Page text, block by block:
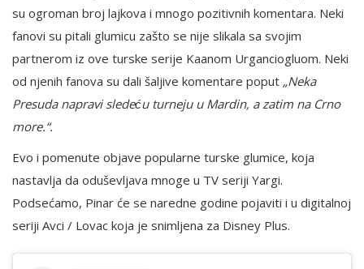
su ogroman broj lajkova i mnogo pozitivnih komentara. Neki
fanovi su pitali glumicu zašto se nije slikala sa svojim
partnerom iz ove turske serije Kaanom Urganciogluom. Neki
od njenih fanova su dali šaljive komentare poput „Neka
Presuda napravi sledeću turneju u Mardin, a zatim na Crno
more.“.
Evo i pomenute objave popularne turske glumice, koja
nastavlja da oduševljava mnoge u TV seriji Yargi.
Podsećamo, Pinar će se naredne godine pojaviti i u digitalnoj
seriji Avci / Lovac koja je snimljena za Disney Plus.